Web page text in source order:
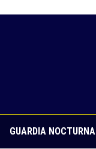
GUARDIA NOCTURNA